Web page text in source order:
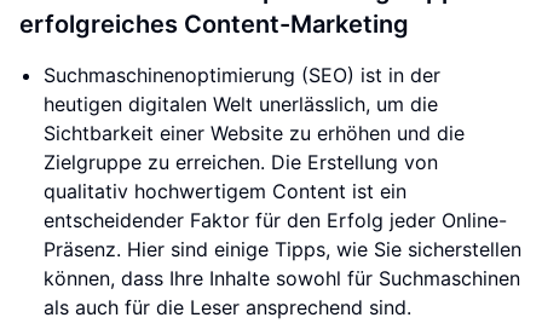
erfolgreiches Content-Marketing
Suchmaschinenoptimierung (SEO) ist in der
heutigen digitalen Welt unerlässlich, um die
Sichtbarkeit einer Website zu erhöhen und die
Zielgruppe zu erreichen. Die Erstellung von
qualitativ hochwertigem Content ist ein
entscheidender Faktor für den Erfolg jeder Online-
Präsenz. Hier sind einige Tipps, wie Sie sicherstellen
können, dass Ihre Inhalte sowohl für Suchmaschinen
als auch für die Leser ansprechend sind.